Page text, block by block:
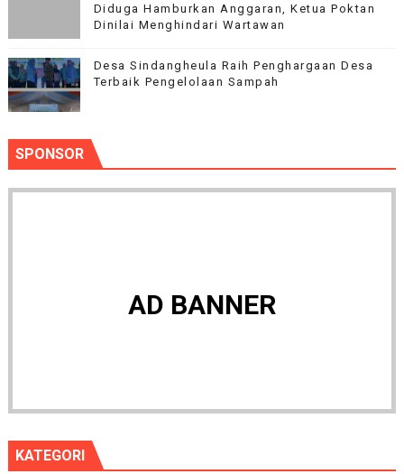
Diduga Hamburkan Anggaran, Ketua Poktan
Dinilai Menghindari Wartawan
‎Desa Sindangheula Raih Penghargaan Desa
Terbaik Pengelolaan Sampah
SPONSOR
AD BANNER
KATEGORI